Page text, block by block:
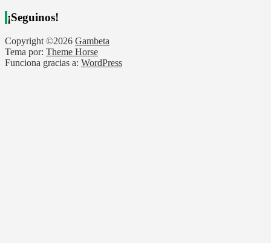
¡Seguinos!
Copyright ©2026 Gambeta
Tema por: Theme Horse
Funciona gracias a: WordPress